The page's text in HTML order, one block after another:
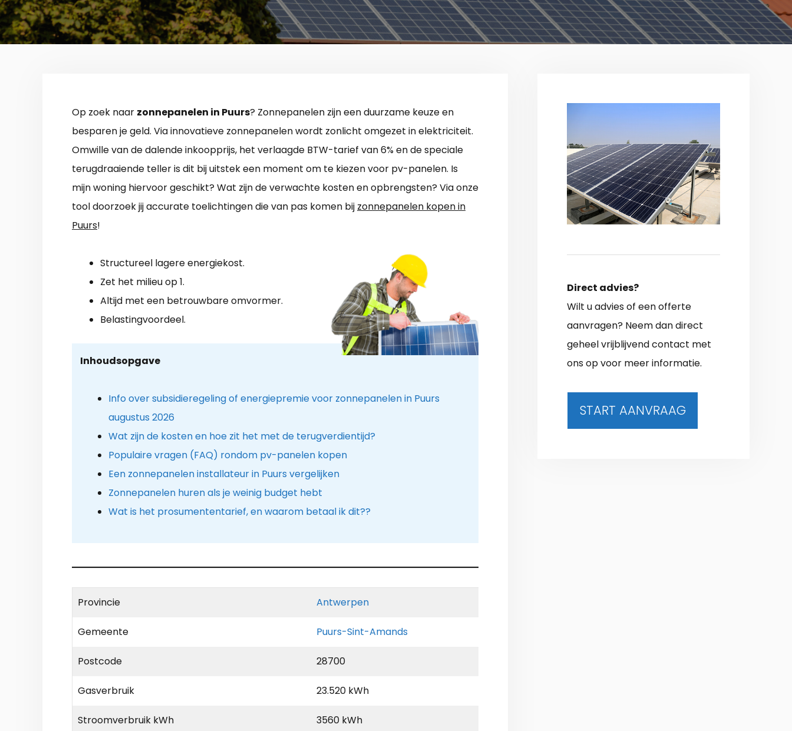
Op zoek naar zonnepanelen in Puurs? Zonnepanelen zijn een duurzame keuze en
besparen je geld. Via innovatieve zonnepanelen wordt zonlicht omgezet in elektriciteit.
Omwille van de dalende inkoopprijs, het verlaagde BTW-tarief van 6% en de speciale
terugdraaiende teller is dit bij uitstek een moment om te kiezen voor pv-panelen. Is
mijn woning hiervoor geschikt? Wat zijn de verwachte kosten en opbrengsten? Via onze
tool doorzoek jij accurate toelichtingen die van pas komen bij zonnepanelen kopen in
Puurs!
Structureel lagere energiekost.
Zet het milieu op 1.
Altijd met een betrouwbare omvormer.
Belastingvoordeel.
Inhoudsopgave
Info over subsidieregeling of energiepremie voor zonnepanelen in Puurs
augustus 2026
Wat zijn de kosten en hoe zit het met de terugverdientijd?
Populaire vragen (FAQ) rondom pv-panelen kopen
Een zonnepanelen installateur in Puurs vergelijken
Zonnepanelen huren als je weinig budget hebt
Wat is het prosumententarief, en waarom betaal ik dit??
Provincie Antwerpen
Gemeente Puurs-Sint-Amands
Postcode 28700
Gasverbruik 23.520 kWh
Stroomverbruik kWh 3560 kWh
Direct advies?
Wilt u advies of een offerte
aanvragen? Neem dan direct
geheel vrijblijvend contact met
ons op voor meer informatie.
START AANVRAAG